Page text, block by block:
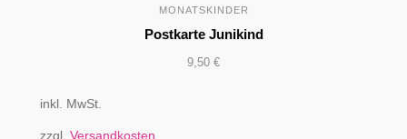
MONATSKINDER
Postkarte Junikind
9,50 €
inkl. MwSt.
zzgl. Versandkosten